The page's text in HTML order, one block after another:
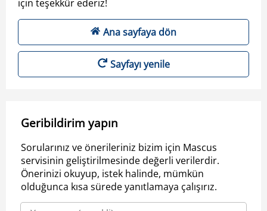
için teşekkür ederiz!
Ana sayfaya dön
Sayfayı yenile
Geribildirim yapın
Sorularınız ve önerileriniz bizim için Mascus
servisinin geliştirilmesinde değerli verilerdir.
Önerinizi okuyup, istek halinde, mümkün
olduğunca kısa sürede yanıtlamaya çalışırız.